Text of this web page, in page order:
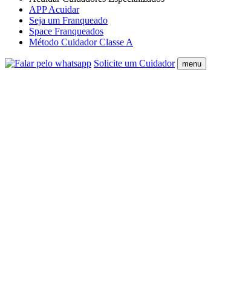
APP Acuidar
Seja um Franqueado
Space Franqueados
Método Cuidador Classe A
Solicite um Cuidador menu